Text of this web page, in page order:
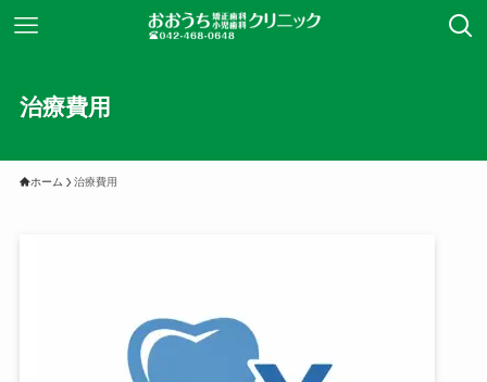
治療費用
ホーム 治療費用